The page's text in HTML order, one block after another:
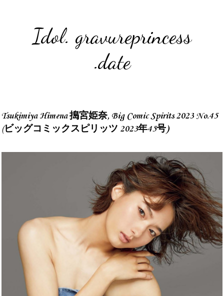
Idol. gravureprincess
.date
Tsukimiya Himena 搗宮姫奈, Big Comic Spirits 2023 No.45
(ビッグコミックスピリッツ 2023年45号)